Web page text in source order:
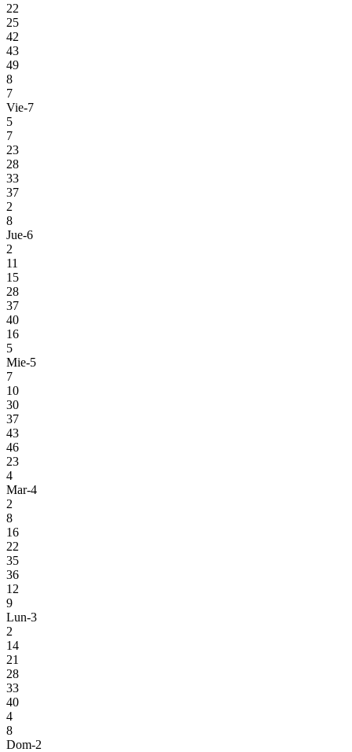
22
25
42
43
49
8
7
Vie-7
5
7
23
28
33
37
2
8
Jue-6
2
11
15
28
37
40
16
5
Mie-5
7
10
30
37
43
46
23
4
Mar-4
2
8
16
22
35
36
12
9
Lun-3
2
14
21
28
33
40
4
8
Dom-2